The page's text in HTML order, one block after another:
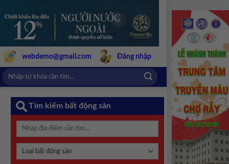
webdemo@gmail.com Đăng nhập
Tìm kiếm bất động sản